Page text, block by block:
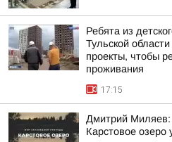
Ребята из
Тульской
проекты, чтобы
проживания
17:15
Дмитрий Миляев:
Карстовое